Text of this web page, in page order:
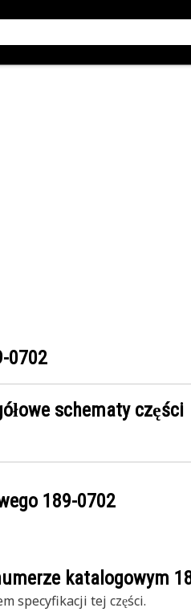
0702
schematy części
189-0702
katalogowym
specyfikacji tej części.